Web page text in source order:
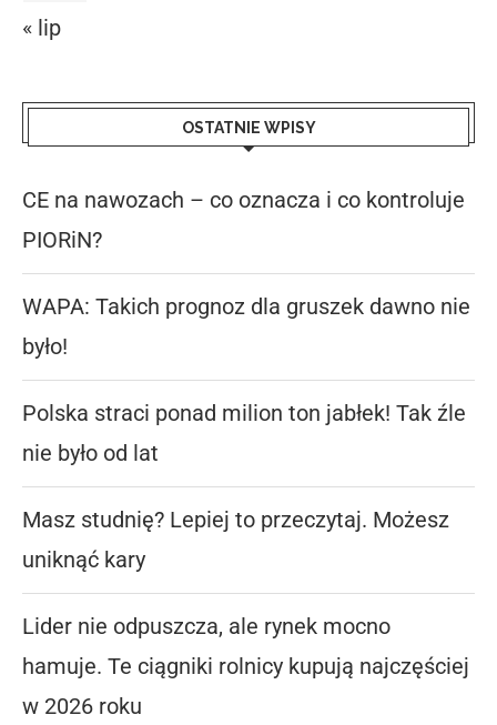
« lip
OSTATNIE WPISY
CE na nawozach – co oznacza i co kontroluje
PIORiN?
WAPA: Takich prognoz dla gruszek dawno nie
było!
Polska straci ponad milion ton jabłek! Tak źle
nie było od lat
Masz studnię? Lepiej to przeczytaj. Możesz
uniknąć kary
Lider nie odpuszcza, ale rynek mocno
hamuje. Te ciągniki rolnicy kupują najczęściej
w 2026 roku